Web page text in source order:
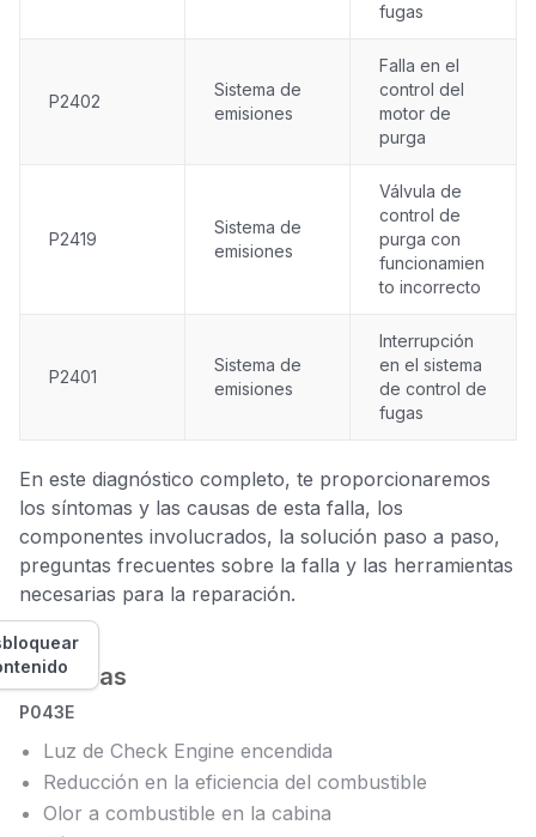
fugas
P2402
Sistema de
emisiones
Falla en el
control del
motor de
purga
P2419
Sistema de
emisiones
Válvula de
control de
purga con
funcionamien
to incorrecto
P2401
Sistema de
emisiones
Interrupción
en el sistema
de control de
fugas
En este diagnóstico completo, te proporcionaremos
los síntomas y las causas de esta falla, los
componentes involucrados, la solución paso a paso,
preguntas frecuentes sobre la falla y las herramientas
necesarias para la reparación.
Síntomas
P043E
Luz de Check Engine encendida
Reducción en la eficiencia del combustible
Olor a combustible en la cabina